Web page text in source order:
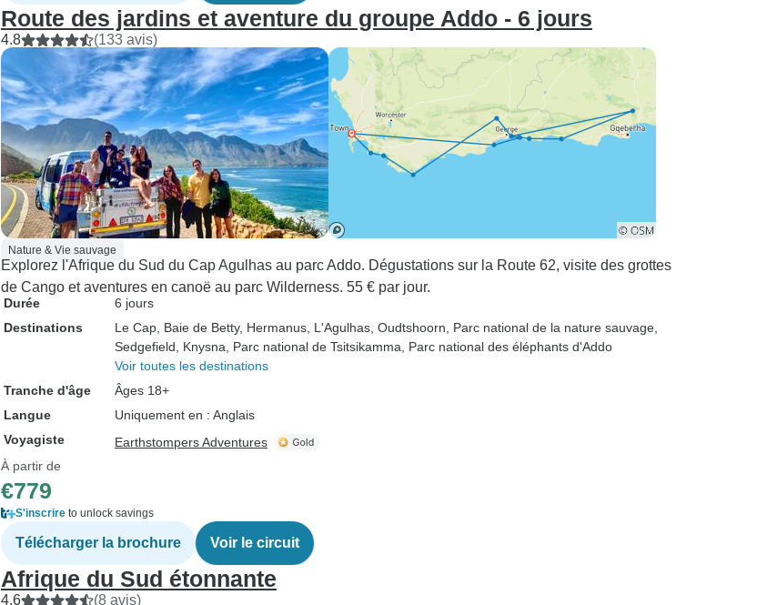
Route des jardins et aventure du groupe Addo - 6 jours
4.8 (133 avis)
Nature & Vie sauvage
Explorez l'Afrique du Sud du Cap Agulhas au parc Addo. Dégustations sur la Route 62, visite des grottes
de Cango et aventures en canoë au parc Wilderness. 55 € par jour.
Durée
6 jours
Destinations
Le Cap , Baie de Betty, Hermanus , L'Agulhas , Oudtshoorn , Parc national de la nature sauvage
Sedgefield , Knysna , Parc national de Tsitsikamma , Parc national des éléphants d'Addo
Voir toutes les destinations
Tranche d'âge
Âges 18+
Langue
Uniquement en : Anglais
Voyagiste
Earthstompers Adventures
À partir de
€779
S'inscrire to unlock savings
Télécharger la brochure Voir le circuit
Afrique du Sud étonnante
4.6 (8 avis)